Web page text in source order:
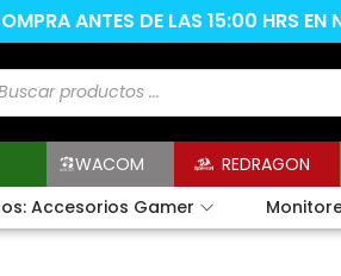
ANTES DE LAS 15:00 HRS EN
WACOM REDRAGON
Accesorios Gamer